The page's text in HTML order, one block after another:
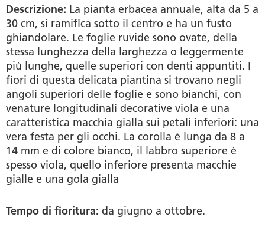
Ricerca rivenditori
Domande frequenti
Guida pratica
Fonti
Descrizione: La pianta erbacea annuale, alta da 5 a
30 cm, si ramifica sotto il centro e ha un fusto
ghiandolare. Le foglie ruvide sono ovate, della
stessa lunghezza della larghezza o leggermente
più lunghe, quelle superiori con denti appuntiti. I
fiori di questa delicata piantina si trovano negli
angoli superiori delle foglie e sono bianchi, con
venature longitudinali decorative viola e una
caratteristica macchia gialla sui petali inferiori: una
vera festa per gli occhi. La corolla è lunga da 8 a
14 mm e di colore bianco, il labbro superiore è
spesso viola, quello inferiore presenta macchie
gialle e una gola gialla
Tempo di fioritura: da giugno a ottobre.